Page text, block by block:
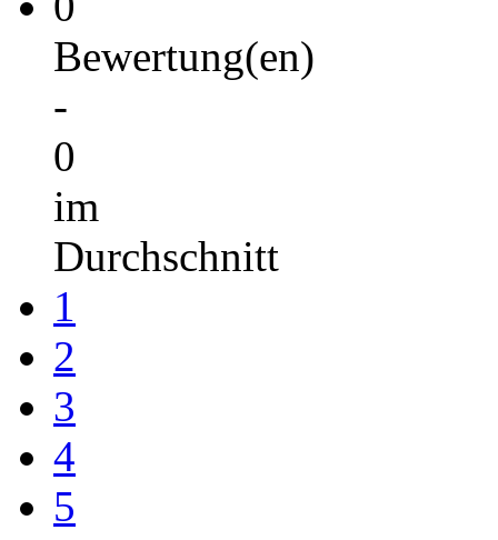
Bewertung(en)
-
0
im
Durchschnitt
1
2
3
4
5